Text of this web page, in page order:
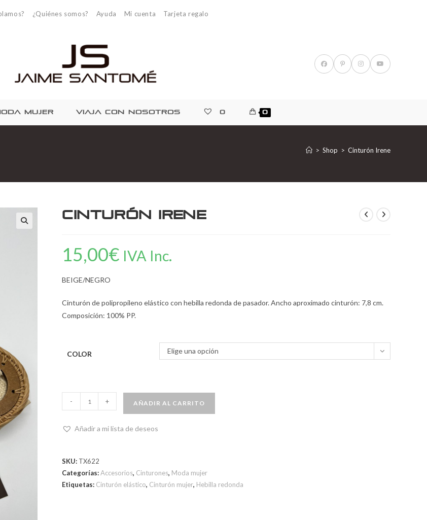
¿Quiénes somos? Ayuda Mi cuenta Tarjeta regalo
MUJER VIAJA CON NOSOTROS 0 0
> Shop > Cinturón Irene
Cinturón Irene
15,00€ IVA Inc.
BEIGE/NEGRO
Cinturón de polipropileno elástico con hebilla redonda de pasador. Ancho aproximado cinturón: 7,8 cm.
Composición: 100% PP.
COLOR Elige una opción
- + AÑADIR AL CARRITO
Añadir a mi lista de deseos
SKU: TX622
Categorías:Accesorios, Cinturones, Moda mujer
Etiquetas: Cinturón elástico, Cinturón mujer, Hebilla redonda